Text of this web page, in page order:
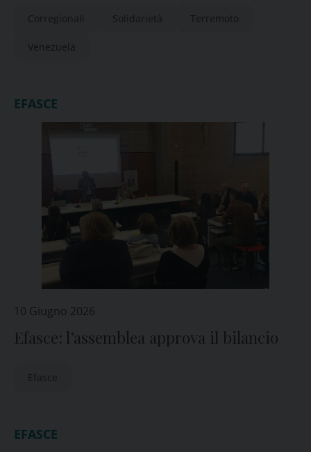
Corregionali Solidarietà Terremoto
Venezuela
EFASCE
10 Giugno 2026
Efasce: l’assemblea approva il bilancio
Efasce
EFASCE